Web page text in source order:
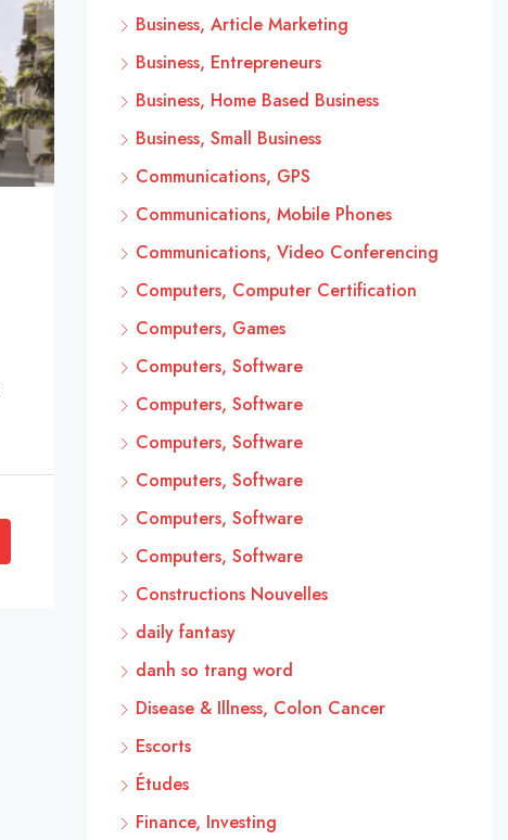
Business, Article Marketing
Business, Entrepreneurs
Business, Home Based Business
Business, Small Business
Communications, GPS
Communications, Mobile Phones
Communications, Video Conferencing
Computers, Computer Certification
Computers, Games
Computers, Software
Computers, Software
Computers, Software
Computers, Software
Computers, Software
Computers, Software
Constructions Nouvelles
daily fantasy
danh so trang word
Disease & Illness, Colon Cancer
Escorts
Études
Finance, Investing